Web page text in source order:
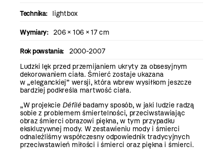
Technika: lightbox
Wymiary: 206 × 106 × 17 cm
Rok powstania:
2000-2007
Ludzki lęk przed przemijaniem ukryty za obsesyjnym
dekorowaniem ciała. Śmierć zostaje ukazana
w „eleganckiej” wersji, która wbrew wysiłkom jeszcze
bardziej podkreśla martwość ciała.
„W projekcie Défilébadamy sposób, w jaki ludzie radzą
sobie z problemem śmiertelności, przeciwstawiając
obraz śmierci obrazowi piękna, w tym przypadku
ekskluzywnej mody. W zestawieniu mody i śmierci
odnaleźliśmy współczesny odpowiednik tradycyjnych
przeciwstawień miłości i śmierci oraz piękna i śmierci.